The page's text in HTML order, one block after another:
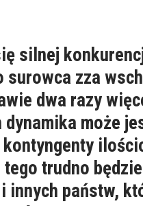
silnej
surowca zza
dwa razy
może
trudno
innych państw,